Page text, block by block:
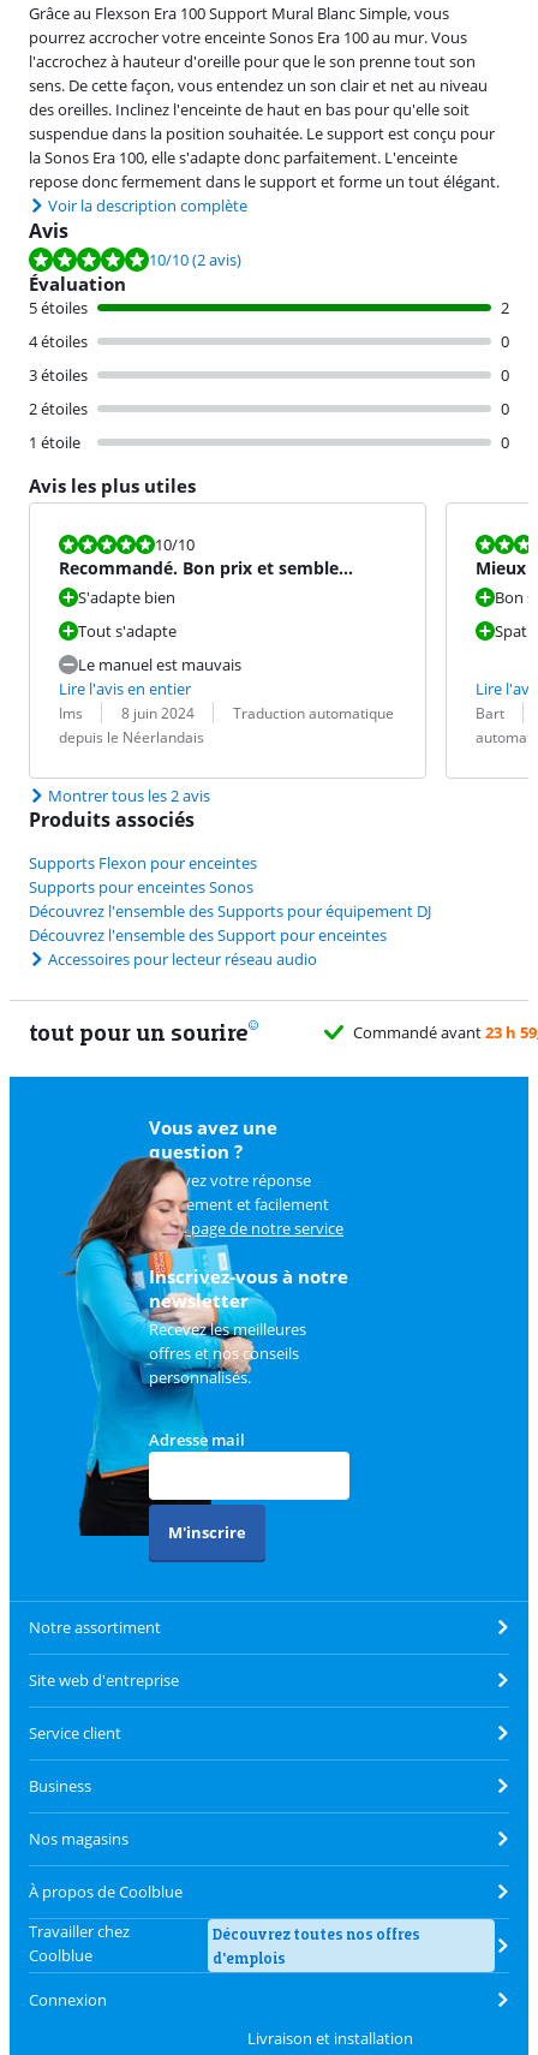
Grâce au Flexson Era 100 Support Mural Blanc Simple, vous
pourrez accrocher votre enceinte Sonos Era 100 au mur. Vous
l'accrochez à hauteur d'oreille pour que le son prenne tout son
sens. De cette façon, vous entendez un son clair et net au niveau
des oreilles. Inclinez l'enceinte de haut en bas pour qu'elle soit
suspendue dans la position souhaitée. Le support est conçu pour
la Sonos Era 100, elle s'adapte donc parfaitement. L'enceinte
repose donc fermement dans le support et forme un tout élégant.
Voir la description complète
Avis
La note est de 10 sur 10, basée sur 2 avis.
10/10(2 avis)
Évaluation
5 étoiles
2
4 étoiles
0
3 étoiles
0
2 étoiles
0
1 étoile
0
Avis les plus utiles
La note est 10 sur 10.
10/10
Recommandé. Bon prix et semble
original.
S'adapte bien
Tout s'adapte
Le manuel est mauvais
Lire l'avis en entier
Évaluation par :
Ims
Date : 8 juin 2024
Traduction :
Traduction automatique
depuis le Néerlandais
La note est
Mieux
Bon
Lire
Évaluation
Bart
Date :
Traduction :
Montrer tous les 2 avis
Produits associés
Supports Flexon pour enceintes
Supports pour enceintes Sonos
Découvrez l'ensemble des Supports pour équipement DJ
Découvrez l'ensemble des Support pour enceintes
Accessoires pour lecteur réseau audio
tout pour un sourire Commandé avant23 h 59
Vous avez une
question ?
Trouvez votre réponse
rapidement et facilement
surla page de notre service
client.
Inscrivez-vous à notre
newsletter
Recevez les meilleures
offres et nos conseils
personnalisés.
Adresse mail
M'inscrire
Notre assortiment
Site web d'entreprise
Service client
Business
Nos magasins
À propos de Coolblue
Travailler chez
Coolblue
Découvrez toutes nos offres
d'emplois
Connexion
Livraison et installation